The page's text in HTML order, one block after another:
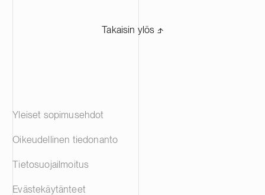
Takaisin ylös ⬏
Yleiset sopimusehdot
Oikeudellinen tiedonanto
Tietosuojailmoitus
Evästekäytänteet